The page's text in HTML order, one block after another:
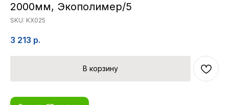
2000мм, Экополимер/5
SKU: KX025
3 213 р.
В корзину